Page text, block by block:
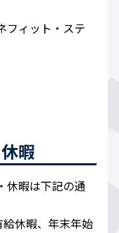
フィット・ステ
暇
休暇は下記の通
休暇、年末年始